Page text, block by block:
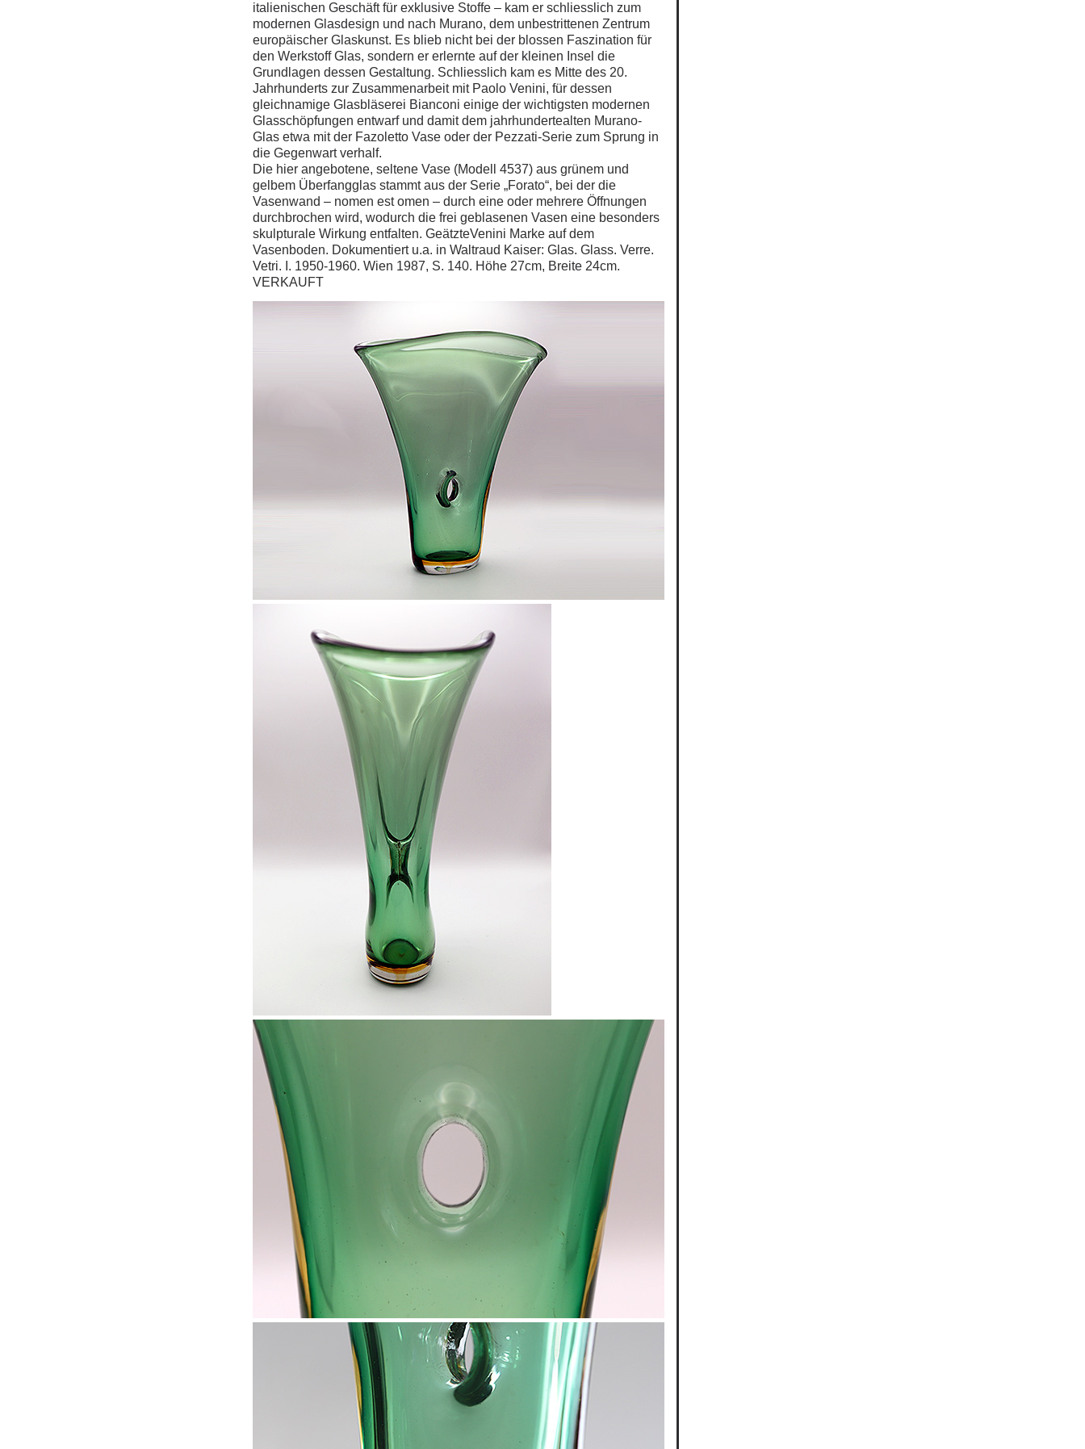
italienischen Geschäft für exklusive Stoffe – kam er schliesslich zum
modernen Glasdesign und nach Murano, dem unbestrittenen Zentrum
europäischer Glaskunst. Es blieb nicht bei der blossen Faszination für
den Werkstoff Glas, sondern er erlernte auf der kleinen Insel die
Grundlagen dessen Gestaltung. Schliesslich kam es Mitte des 20.
Jahrhunderts zur Zusammenarbeit mit Paolo Venini, für dessen
gleichnamige Glasbläserei Bianconi einige der wichtigsten modernen
Glasschöpfungen entwarf und damit dem jahrhundertealten Murano-
Glas etwa mit der Fazoletto Vase oder der Pezzati-Serie zum Sprung in
die Gegenwart verhalf.
Die hier angebotene, seltene Vase (Modell 4537) aus grünem und
gelbem Überfangglas stammt aus der Serie „Forato“, bei der die
Vasenwand – nomen est omen – durch eine oder mehrere Öffnungen
durchbrochen wird, wodurch die frei geblasenen Vasen eine besonders
skulpturale Wirkung entfalten. GeätzteVenini Marke auf dem
Vasenboden. Dokumentiert u.a. in Waltraud Kaiser: Glas. Glass. Verre.
Vetri. I. 1950-1960. Wien 1987, S. 140. Höhe 27cm, Breite 24cm.
VERKAUFT